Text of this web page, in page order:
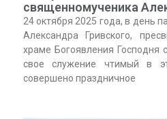
священномученика
24 октября 2025 года, в день
Александра Гривского,
храме Богоявления Господня
свое служение чтимый в
совершено праздничное